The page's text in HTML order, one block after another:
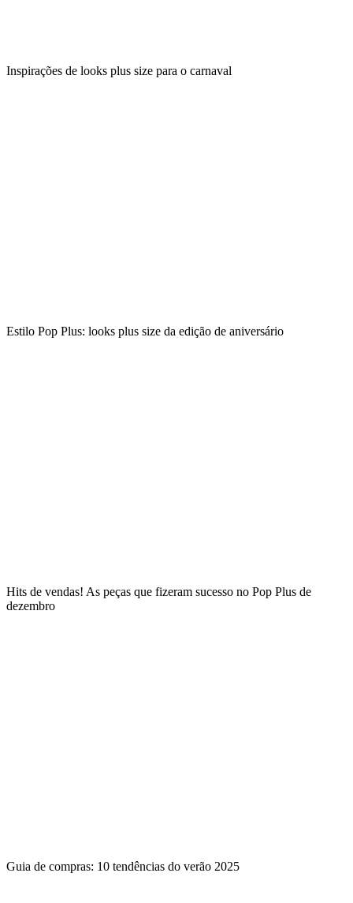
Inspirações de looks plus size para o carnaval
Estilo Pop Plus: looks plus size da edição de aniversário
Hits de vendas! As peças que fizeram sucesso no Pop Plus de
dezembro
Guia de compras: 10 tendências do verão 2025